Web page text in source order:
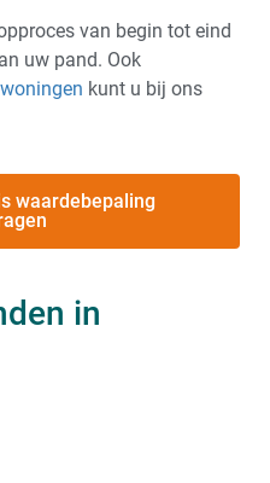
van begin tot eind
uw pand. Ook
kunt u bij ons
waardebepaling
in